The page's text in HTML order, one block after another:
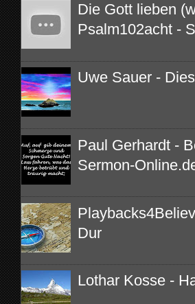
Die Gott lieben
Psalm102acht -
Uwe Sauer -
Paul Gerhardt -
Sermon-
Dur
Lothar Kosse -